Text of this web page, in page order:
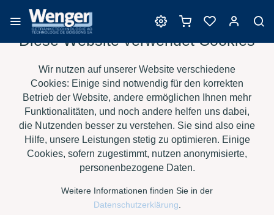
Produkte zur
Getränkeharmonisierung
HOME › E-SHOP › WEIN ›
PRODUKTE ZUR
GETRÄNKEHARMONISIERUNG › HARMOVIN CF, BEUTEL À 1
Diese Website verwendet Cookies
Wir nutzen auf unserer Website verschiedene
Cookies: Einige sind notwendig für den korrekten
Betrieb der Website, andere ermöglichen Ihnen mehr
Funktionalitäten, und noch andere helfen uns dabei,
die Nutzenden besser zu verstehen. Sie sind also eine
Hilfe, unsere Leistungen stetig zu optimieren. Einige
Cookies, sofern zugestimmt, nutzen anonymisierte,
personenbezogene Daten.
Weitere Informationen finden Sie in der
Datenschutzerklärung